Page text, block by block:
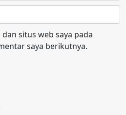
situs web saya pada
saya berikutnya.